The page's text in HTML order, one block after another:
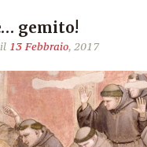
gemito!
13 Febbraio, 2017